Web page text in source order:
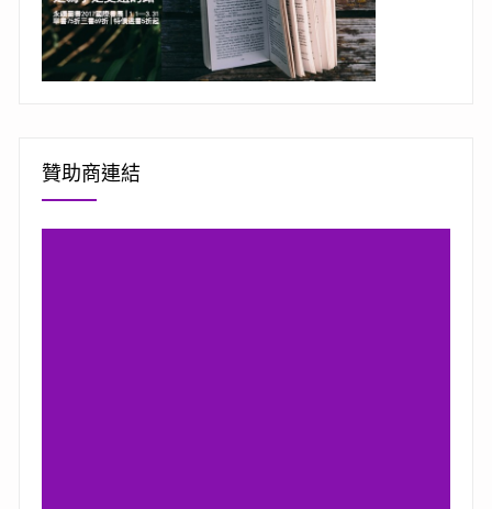
贊助商連結